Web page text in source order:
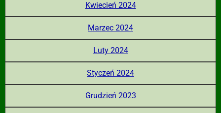
Kwiecień 2024
Marzec 2024
Luty 2024
Styczeń 2024
Grudzień 2023